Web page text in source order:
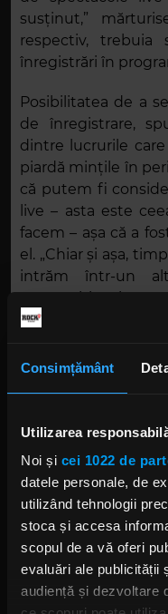
Consimțământ
Utilizarea
Noi și cei 1022 de
datele personale, de
utilizând tehnologii
stoca și accesa
scopul de a vă oferi
evaluări ale publicității
audiență și dezvoltare
susținut,”
respectiv, trebuia
înregistrări în
Posibilitatea de a
de înregistrare,
dintre lucrurile
piardă mințile în
că putem fi
live – asta este
facem – așa că a
el. „Chiar și așa,
intrăm într-un
compoziție și
explorăm și să
Greta Van Fleetau
trecute –
Foto: Instagram,